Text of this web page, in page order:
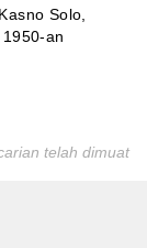
Solo,
an
telah dimuat